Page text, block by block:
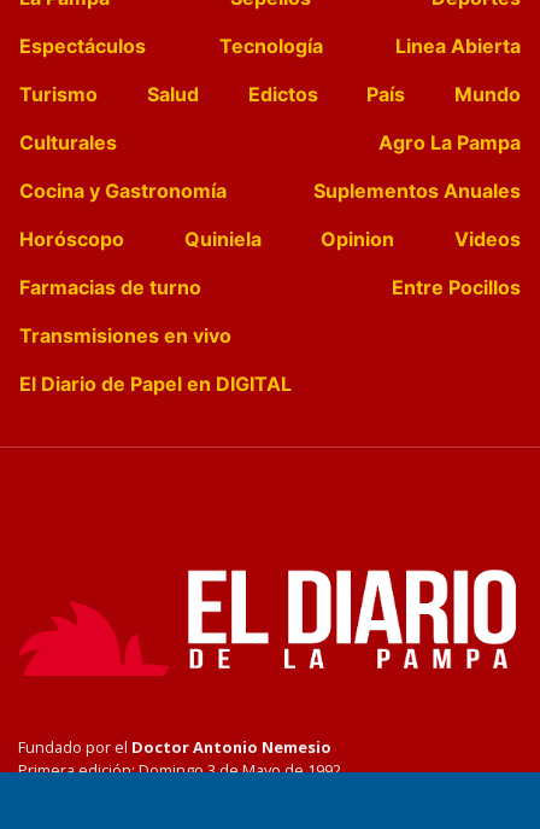
Espectáculos
Tecnología
Linea Abierta
Turismo
Salud Edictos País
Mundo
Culturales
Agro La Pampa
Cocina y Gastronomía
Suplementos Anuales
Horóscopo
Quiniela Opinion
Videos
Farmacias de turno
Entre Pocillos
Transmisiones en vivo
El Diario de Papel en DIGITAL
Fundado por el Doctor Antonio Nemesio
Primera edición: Domingo 3 de Mayo de 1992